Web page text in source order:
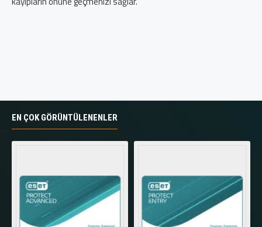
EN ÇOK GÖRÜNTÜLENENLER